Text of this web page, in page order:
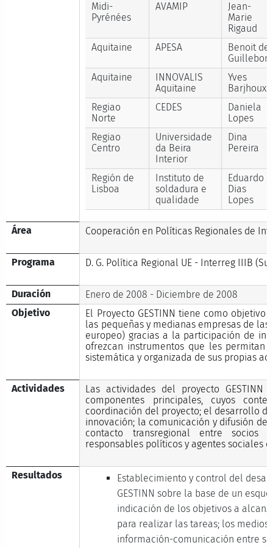
Midi-
Pyrénées
AVAMIP
Jean-
Marie
Rigaud
Aquitaine
APESA
Benoit de
Guillebon
Aquitaine
INNOVALIS
Aquitaine
Yves
Barjhoux
Regiao
Norte
CEDES
Daniela
Lopes
Regiao
Centro
Universidade
da Beira
Interior
Dina
Pereira
Región de
Lisboa
Instituto de
soldadura e
qualidade
Eduardo
Dias
Lopes
Área Cooperación en Políticas Regionales de
Programa D. G. Política Regional UE - Interreg IIIB
Duración
Enero de 2008 - Diciembre de 2008
Objetivo
El Proyecto GESTINN tiene como
las pequeñas y medianas empresas de las
europeo) gracias a la participación de
ofrezcan instrumentos que les permitan
sistemática y organizada de sus propias
Actividades
Las actividades del proyecto
componentes principales, cuyos
coordinación del proyecto; el desarrollo
innovación; la comunicación y difusión de
contacto transregional entre socios
responsables políticos y agentes sociales
Resultados
Establecimiento y control del
GESTINN sobre la base de un
indicación de los objetivos a
para realizar las tareas; los
información-comunicación entre